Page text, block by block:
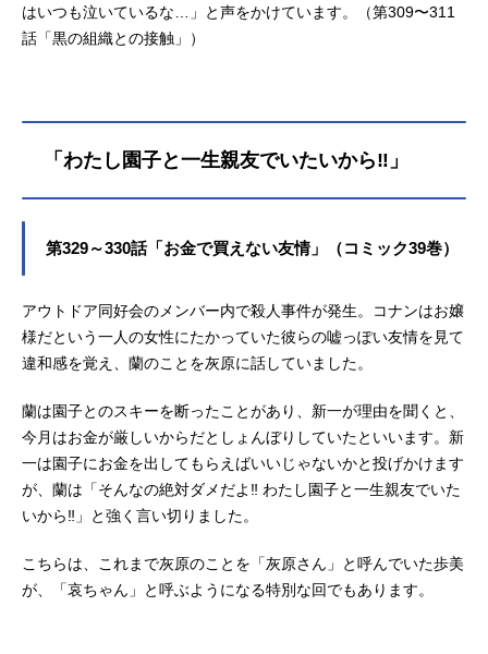
はいつも泣いているな…」と声をかけています。（第309〜311
話「黒の組織との接触」）
「わたし園子と一生親友でいたいから‼︎」
第329～330話「お金で買えない友情」（コミック39巻）
アウトドア同好会のメンバー内で殺人事件が発生。コナンはお嬢
様だという一人の女性にたかっていた彼らの嘘っぽい友情を見て
違和感を覚え、蘭のことを灰原に話していました。
蘭は園子とのスキーを断ったことがあり、新一が理由を聞くと、
今月はお金が厳しいからだとしょんぼりしていたといいます。新
一は園子にお金を出してもらえばいいじゃないかと投げかけます
が、蘭は「そんなの絶対ダメだよ‼︎ わたし園子と一生親友でいた
いから‼︎」と強く言い切りました。
こちらは、これまで灰原のことを「灰原さん」と呼んでいた歩美
が、「哀ちゃん」と呼ぶようになる特別な回でもあります。